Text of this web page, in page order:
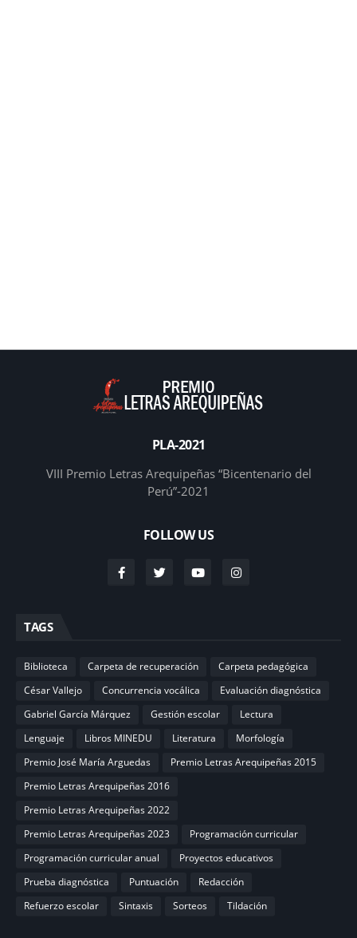
PLA-2021
VIII Premio Letras Arequipeñas “Bicentenario del
Perú”-2021
FOLLOW US
TAGS
Biblioteca Carpeta de recuperación
Carpeta pedagógica
César Vallejo
Concurrencia vocálica
Evaluación diagnóstica
Gabriel García Márquez
Gestión escolar
Lectura
Lenguaje
Libros MINEDU Literatura
Morfología
Premio José María Arguedas
Premio Letras Arequipeñas 2015
Premio Letras Arequipeñas 2016
Premio Letras Arequipeñas 2022
Premio Letras Arequipeñas 2023
Programación curricular
Programación curricular anual
Proyectos educativos
Prueba diagnóstica
Puntuación
Redacción
Refuerzo escolar
Sintaxis Sorteos Tildación